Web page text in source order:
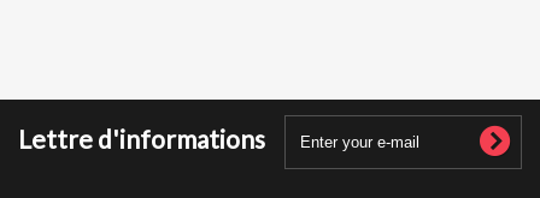
Lettre d'informations